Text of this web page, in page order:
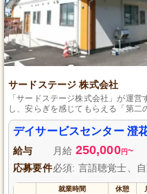
サードステージ 株式会社
「サードステージ株式会社」が運
し、安らぎを感じてもらえる「第
な高齢者社会を支え、職員の待遇
系、マイカー通勤可能で、初めての
す。ステップアップしたい方も大歓
くりを目指しています。
デイサービスセンター 澄
給与 月給 250,000円~
応募要件必須: 言語聴覚士、
就業時間 休憩